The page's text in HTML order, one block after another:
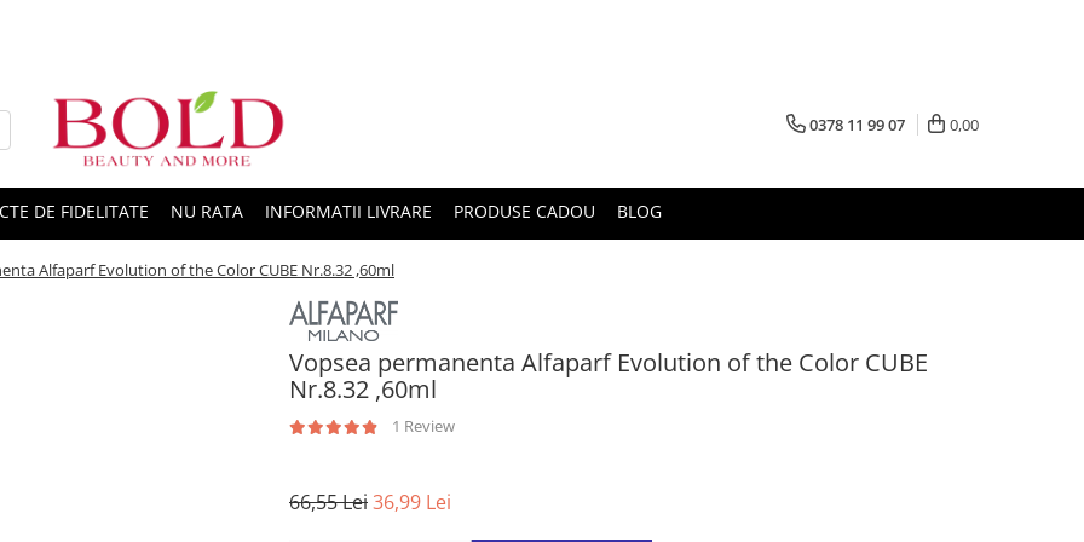
0378 11 99 07 0,00
DE FIDELITATE NU RATA INFORMATII LIVRARE PRODUSE CADOU BLOG
Alfaparf Evolution of the Color CUBE Nr.8.32 ,60ml
Vopsea permanenta Alfaparf Evolution of the Color CUBE
Nr.8.32 ,60ml
1 Review
66,55 Lei36,99 Lei